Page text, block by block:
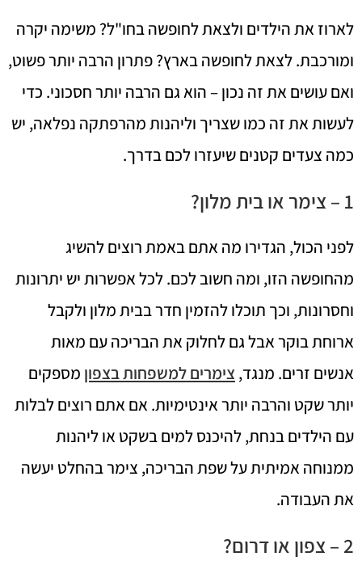
לארוז את הילדים ולצאת לחופשה בחו"ל? משימה יקרה
ומורכבת. לצאת לחופשה בארץ? פתרון הרבה יותר פשוט,
ואם עושים את זה נכון – הוא גם הרבה יותר חסכוני. כדי
לעשות את זה כמו שצריך וליהנות מהרפתקה נפלאה, יש
כמה צעדים קטנים שיעזרו לכם בדרך.
1 – צימר או בית מלון?
לפני הכול, הגדירו מה אתם באמת רוצים להשיג
מהחופשה הזו, ומה חשוב לכם. לכל אפשרות יש יתרונות
וחסרונות, וכך תוכלו להזמין חדר בבית מלון ולקבל
ארוחת בוקר אבל גם לחלוק את הבריכה עם מאות
אנשים זרים. מנגד, צימרים למשפחות בצפון מספקים
יותר שקט והרבה יותר אינטימיות. אם אתם רוצים לבלות
עם הילדים בנחת, להיכנס למים בשקט או ליהנות
ממנוחה אמיתית על שפת הבריכה, צימר בהחלט יעשה
את העבודה.
2 – צפון או דרום?